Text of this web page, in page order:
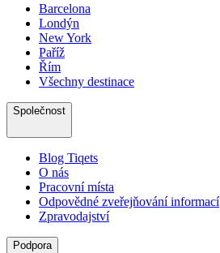
Barcelona
Londýn
New York
Paříž
Řím
Všechny destinace
Společnost
Blog Tiqets
O nás
Pracovní místa
Odpovědné zveřejňování informací
Zpravodajství
Podpora